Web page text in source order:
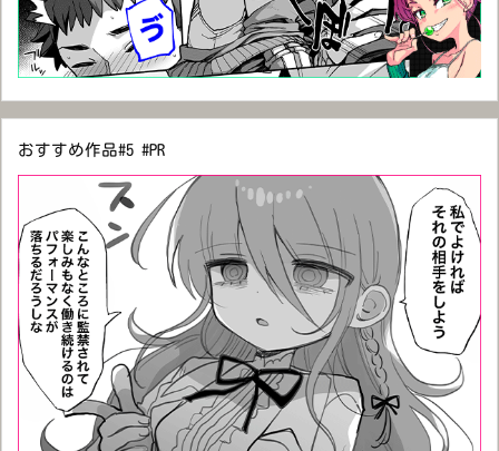
おすすめ作品#5 #PR